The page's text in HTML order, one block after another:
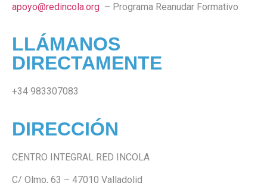
apoyo@redincola.org – Programa Reanudar Formativo
LLÁMANOS
DIRECTAMENTE
+34 983307083
DIRECCIÓN
CENTRO INTEGRAL RED INCOLA
C/ Olmo, 63 – 47010 Valladolid